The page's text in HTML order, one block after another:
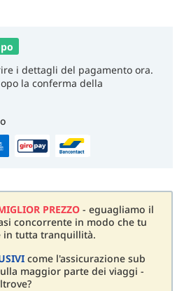
i dettagli del pagamento ora.
la conferma della
PREZZO - eguagliamo il
concorrente in modo che tu
in tutta tranquillità.
come l'assicurazione sub
maggior parte dei viaggi -